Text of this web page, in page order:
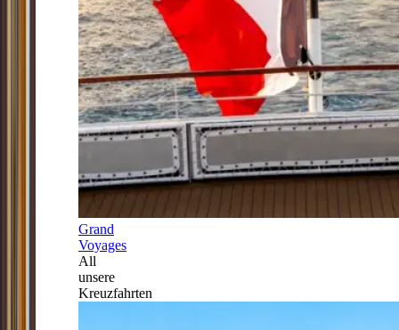
Grand
Voyages
All
unsere
Kreuzfahrten